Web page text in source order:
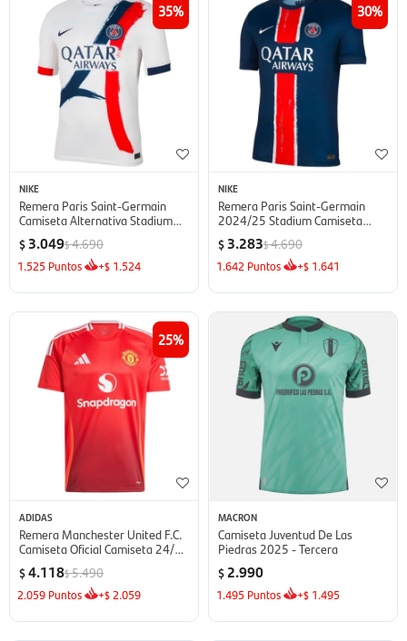
35
NIKE
Remera Paris Saint-Germain
Camiseta Alternativa Stadium
blanco
$ 3.049$4.690
1.525 Puntos +$ 1.524
30
NIKE
Remera Paris Saint-Germain
2024/25 Stadium Camiseta
$ 3.283$4.690
1.642 Puntos +$ 1.641
25
ADIDAS
Remera Manchester United F.C.
Camiseta Oficial Camiseta 24/25
$4.118$5.490
2.059 Puntos +$ 2.059
MACRON
Camiseta Juventud De Las
Piedras 2025 - Tercera
$ 2.990
1.495 Puntos +$ 1.495